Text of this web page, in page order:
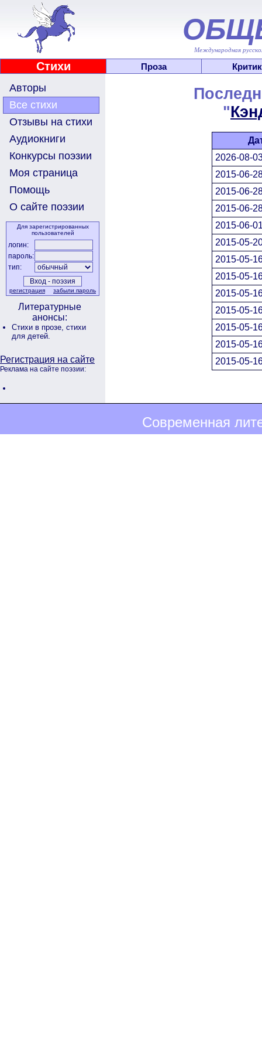
Международная
Стихи Проза
Авторы
Все стихи
Отзывы на стихи
Аудиокниги
Конкурсы поэзии
Моя страница
Помощь
О сайте поэзии
Для зарегистрированных
пользователей
логин:
пароль:
тип:
регистрация забыли пароль
Литературные
анонсы:
Стихи в прозе, стихи
для детей.
Регистрация на сайте
Реклама на сайте поэзии:
"
2026-08-
2015-06-
2015-06-
2015-06-
2015-06-
2015-05-
2015-05-
2015-05-
2015-05-
2015-05-
2015-05-
2015-05-
2015-05-
Современная